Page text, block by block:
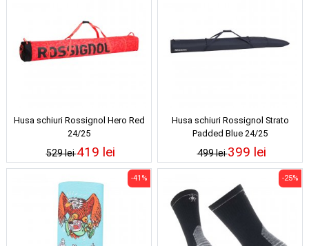
Husa schiuri Rossignol Hero Red
24/25
529 lei419 lei
Husa schiuri Rossignol Strato
Padded Blue 24/25
499 lei399 lei
-41% -25%